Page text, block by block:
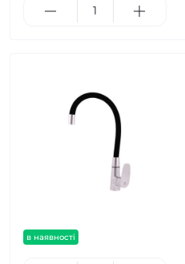
в наявності